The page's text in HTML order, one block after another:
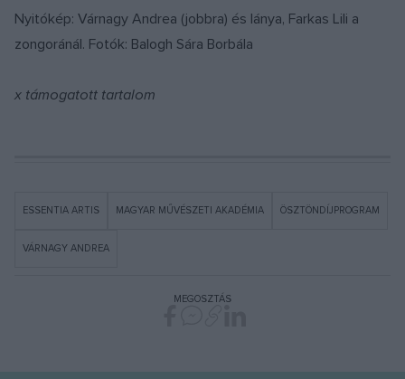
Nyitókép: Várnagy Andrea (jobbra) és lánya, Farkas Lili a
zongoránál. Fotók: Balogh Sára Borbála
x támogatott tartalom
ESSENTIA ARTIS MAGYAR MŰVÉSZETI AKADÉMIA ÖSZTÖNDÍJPROGRAM
VÁRNAGY ANDREA
MEGOSZTÁS